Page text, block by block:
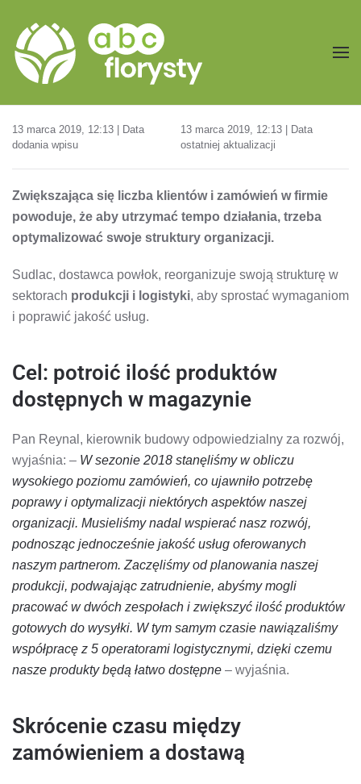
Przejdź do treści głównej
13 marca 2019, 12:13 | Data
dodania wpisu
13 marca 2019, 12:13 | Data
ostatniej aktualizacji
Zwiększająca się liczba klientów i zamówień w firmie
powoduje, że aby utrzymać tempo działania, trzeba
optymalizować swoje struktury organizacji.
Sudlac, dostawca powłok, reorganizuje swoją strukturę w
sektorach produkcji i logistyki, aby sprostać wymaganiom
i poprawić jakość usług.
Cel: potroić ilość produktów
dostępnych w magazynie
Pan Reynal, kierownik budowy odpowiedzialny za rozwój,
wyjaśnia: – W sezonie 2018 stanęliśmy w obliczu
wysokiego poziomu zamówień, co ujawniło potrzebę
poprawy i optymalizacji niektórych aspektów naszej
organizacji. Musieliśmy nadal wspierać nasz rozwój,
podnosząc jednocześnie jakość usług oferowanych
naszym partnerom. Zaczęliśmy od planowania naszej
produkcji, podwajając zatrudnienie, abyśmy mogli
pracować w dwóch zespołach i zwiększyć ilość produktów
gotowych do wysyłki. W tym samym czasie nawiązaliśmy
współpracę z 5 operatorami logistycznymi, dzięki czemu
nasze produkty będą łatwo dostępne – wyjaśnia.
Skrócenie czasu między
zamówieniem a dostawą